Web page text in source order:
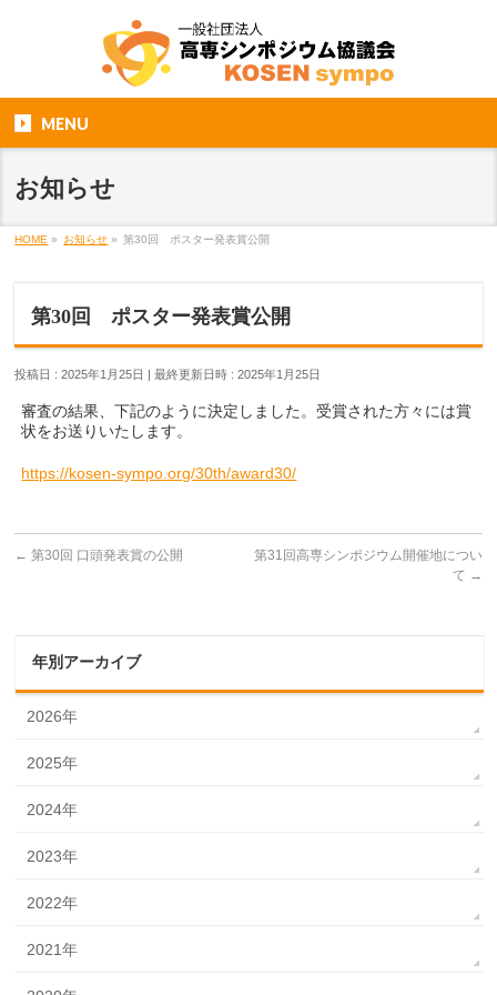
MENU
お知らせ
HOME » お知らせ » 第30回 ポスター発表賞公開
第30回 ポスター発表賞公開
投稿日 : 2025年1月25日 最終更新日時 : 2025年1月25日
審査の結果、下記のように決定しました。受賞された方々には賞
状をお送りいたします。
https://kosen-sympo.org/30th/award30/
← 第30回 口頭発表賞の公開
第31回高専シンポジウム開催地につい
て →
年別アーカイブ
2026年
2025年
2024年
2023年
2022年
2021年